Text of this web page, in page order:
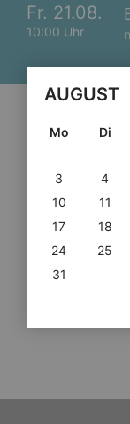
Fr. 21.08.
10:00 Uhr
AUGUST
Mo Di
3
4
10
11
17
18
24
25
31